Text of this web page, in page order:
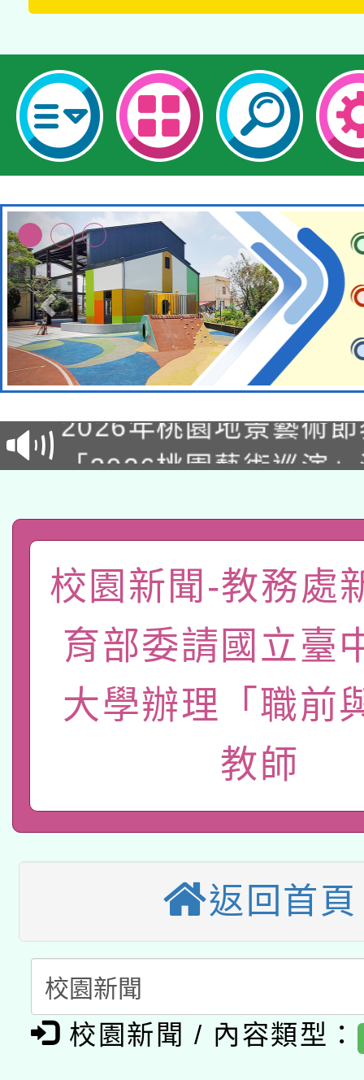
115年8月22日(星期六
桃園市孔廟祈福系列
開 智慧啟航」
2026年桃園地景藝術
「2026桃園藝術巡演
國立臺灣師範大學辦理
年度健康促進學校輔導
業成長研習」實施計畫
函轉國家教育研究院中
原住民族教育政策研討
族教育國際趨勢與發展
轉知教育部國民及學前
新北市政府教育局辦
師專業成長研習實施計
方素養工作坊新北場」
族語言臺北學習中心
「族語學習班」招生簡
轉知有關國立成功大學
文教學共融平台-教案
件」活動簡章
教育部國民及學前教育
年度COVID-19疫苗接
接種對象擴大為「滿6
接種之民眾」措施，延
月28日止
本市兒童口腔健康促進
宣導素材2份，請協助
管道加強宣導
115年8月22日(星期六
桃園市孔廟祈福系列
開 智慧啟航」
2026年桃園地景藝術
「2026桃園藝術巡演
轉知教育部國民及學前
國立臺灣師範大學辦理
年度健康促進學校輔導
業成長研習」實施計畫
函轉國家教育研究院中
原住民族教育政策研討
族教育國際趨勢與發展
轉知教育部國民及學前
新北市政府教育局辦理
函轉國立臺灣師範大學
轉知有關國立成功大學
校園新聞-教務處
育部委請國立臺
大學辦理「職前
教師
返回首頁
校園新聞 / 內容類型：